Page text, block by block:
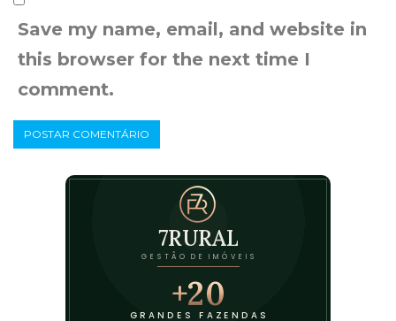
Save my name, email, and website in
this browser for the next time I
comment.